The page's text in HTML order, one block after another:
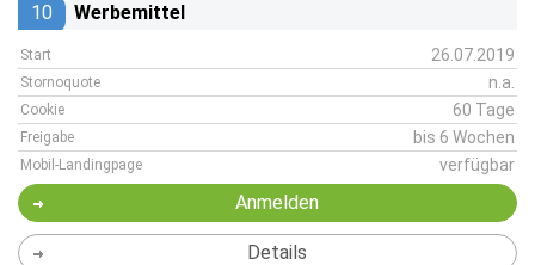
10 Werbemittel
Start 26.07.2019
Stornoquote n.a.
Cookie 60 Tage
Freigabe bis 6 Wochen
Mobil-Landingpage verfügbar
Anmelden
Details